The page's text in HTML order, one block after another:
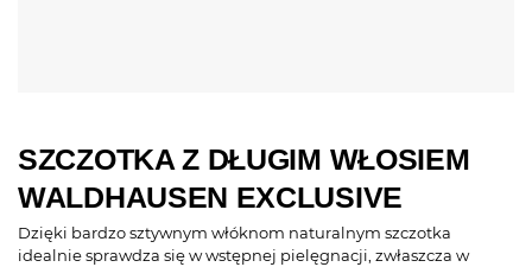
SZCZOTKA Z DŁUGIM WŁOSIEM
WALDHAUSEN EXCLUSIVE
Dzięki bardzo sztywnym włóknom naturalnym szczotka
idealnie sprawdza się w wstępnej pielęgnacji, zwłaszcza w